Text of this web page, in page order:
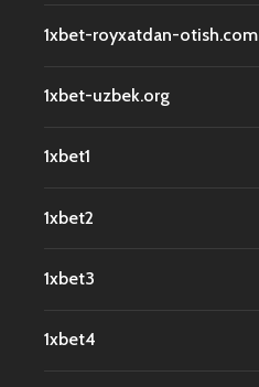
1xbet-royxatdan-otish.com
1xbet-uzbek.org
1xbet1
1xbet2
1xbet3
1xbet4